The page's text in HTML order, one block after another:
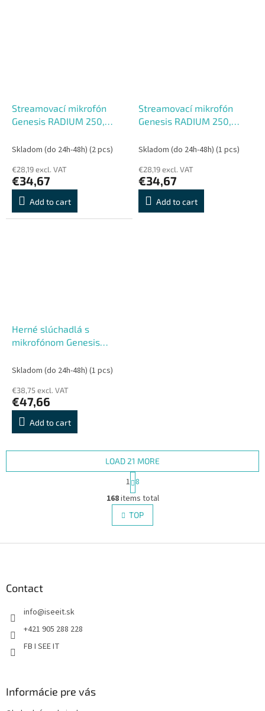
Streamovací mikrofón
Genesis RADIUM 250,
Skladom (do 24h-48h) (2 pcs)
€28,19 excl. VAT
€34,67
Add to cart
Streamovací mikrofón
Genesis RADIUM 250,
Skladom (do 24h-48h) (1 pcs)
€28,19 excl. VAT
€34,67
Add to cart
Herné slúchadlá s
mikrofónom Genesis
Skladom (do 24h-48h) (1 pcs)
€38,75 excl. VAT
€47,66
Add to cart
L
i
s
t
LOAD 21 MORE
P
a
g
i
n
a
i
1 8
168items total
TOP
Contact
info@iseeit.sk
+421 905 288 228
FB I SEE IT
Informácie pre vás